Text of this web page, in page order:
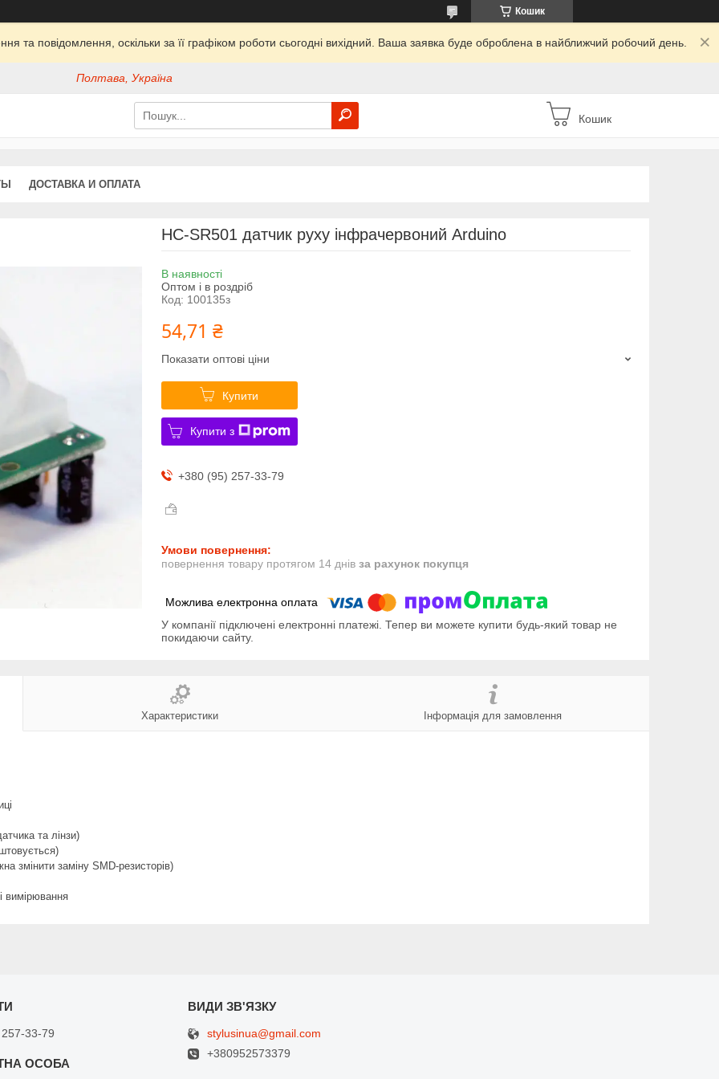
Кошик
та повідомлення, оскільки за її графіком роботи сьогодні вихідний. Ваша заявка буде оброблена в найближчий робочий день.
Полтава, Україна
Кошик
ДОСТАВКА И ОПЛАТА
HC-SR501 датчик руху інфрачервоний Arduino
В наявності
Оптом і в роздріб
Код: 100135з
54,71 ₴
Показати оптові ціни
Купити
Купити з
+380 (95) 257-33-79
повернення товару протягом 14 днів за рахунок покупця
У компанії підключені електронні платежі. Тепер ви можете купити будь-який товар не
покидаючи сайту.
Характеристики Інформація для замовлення
та лінзи)
змінити заміну SMD-резисторів)
33-79
stylusinua@gmail.com
+380952573379